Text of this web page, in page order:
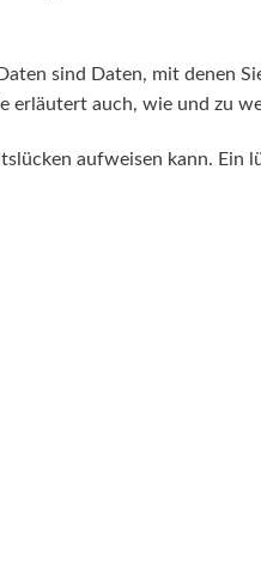
sind Daten, mit denen
auch, wie und zu
aufweisen kann. Ein